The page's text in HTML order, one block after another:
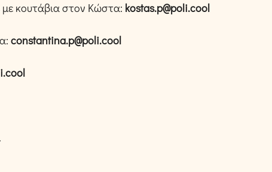
με κουτάβια στον Κώστα: kostas.p@poli.cool
constantina.p@poli.cool